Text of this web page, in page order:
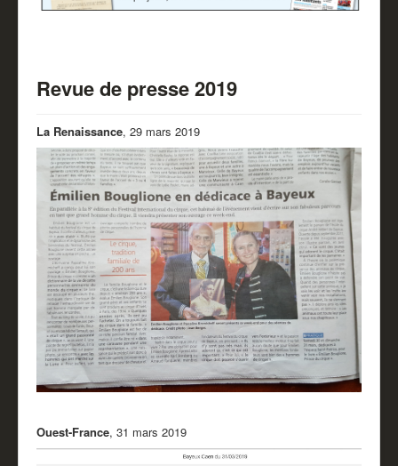
Revue de presse 2019
La Renaissance, 29 mars 2019
Ouest-France, 31 mars 2019